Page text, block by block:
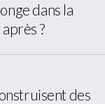
dans la
?
des